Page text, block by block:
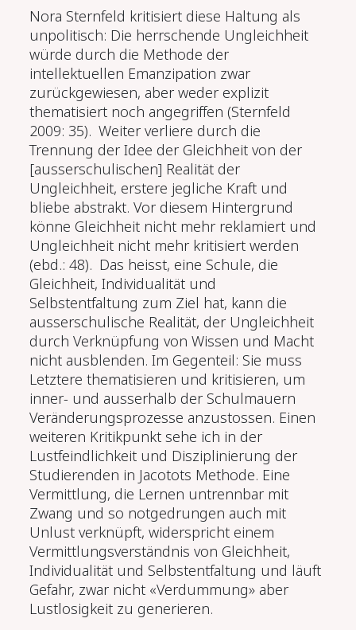
Nora Sternfeld kritisiert diese Haltung als
unpolitisch: Die herrschende Ungleichheit
würde durch die Methode der
intellektuellen Emanzipation zwar
zurückgewiesen, aber weder explizit
thematisiert noch angegriffen (Sternfeld
2009: 35). Weiter verliere durch die
Trennung der Idee der Gleichheit von der
[ausserschulischen] Realität der
Ungleichheit, erstere jegliche Kraft und
bliebe abstrakt. Vor diesem Hintergrund
könne Gleichheit nicht mehr reklamiert und
Ungleichheit nicht mehr kritisiert werden
(ebd.: 48). Das heisst, eine Schule, die
Gleichheit, Individualität und
Selbstentfaltung zum Ziel hat, kann die
ausserschulische Realität, der Ungleichheit
durch Verknüpfung von Wissen und Macht
nicht ausblenden. Im Gegenteil: Sie muss
Letztere thematisieren und kritisieren, um
inner- und ausserhalb der Schulmauern
Veränderungsprozesse anzustossen. Einen
weiteren Kritikpunkt sehe ich in der
Lustfeindlichkeit und Disziplinierung der
Studierenden in Jacotots Methode. Eine
Vermittlung, die Lernen untrennbar mit
Zwang und so notgedrungen auch mit
Unlust verknüpft, widerspricht einem
Vermittlungsverständnis von Gleichheit,
Individualität und Selbstentfaltung und läuft
Gefahr, zwar nicht «Verdummung» aber
Lustlosigkeit zu generieren.